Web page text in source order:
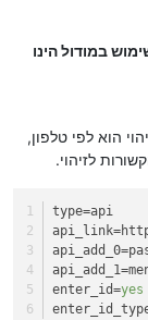
במודול הינו
הוא לפי טלפון,
לזיהוי.
type=api
api_link
api_add_0
api_add_1
enter_id=yes